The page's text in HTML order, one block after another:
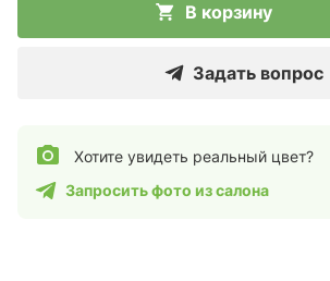
В корзину
Задать вопрос
Хотите увидеть реальный цвет?
Запросить фото из салона